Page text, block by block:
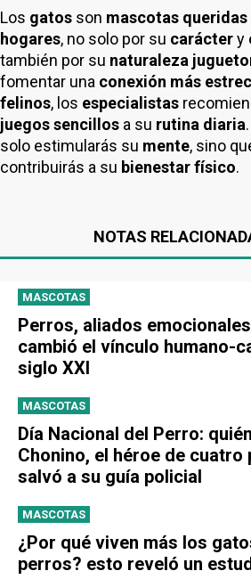
Los gatos son mascotas queridas
hogares, no solo por su caráctery
también por su naturaleza
fomentar una conexión más
felinos, los especialistas
juegos sencillos a su rutina diaria
solo estimularás su mente, sino
contribuirás a su bienestar físico.
NOTAS
MASCOTAS
Perros, aliados
cambió el vínculo humano-
siglo XXI
MASCOTAS
Día Nacional del Perro:
Chonino, el héroe de cuatro
salvó a su guía policial
MASCOTAS
¿Por qué viven más los
perros? esto reveló un